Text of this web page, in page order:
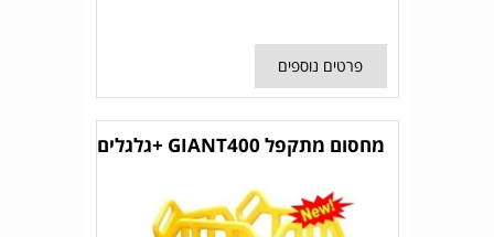
פרטים נוספים
מחסום מתקפל GIANT400 +גלגלים